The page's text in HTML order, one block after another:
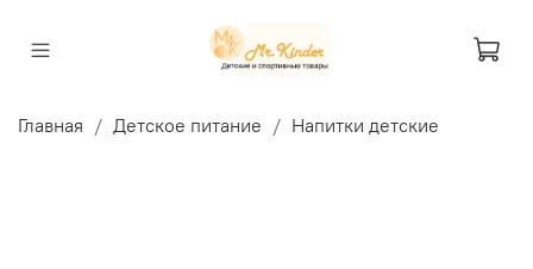
Главная Детское питание Напитки детские